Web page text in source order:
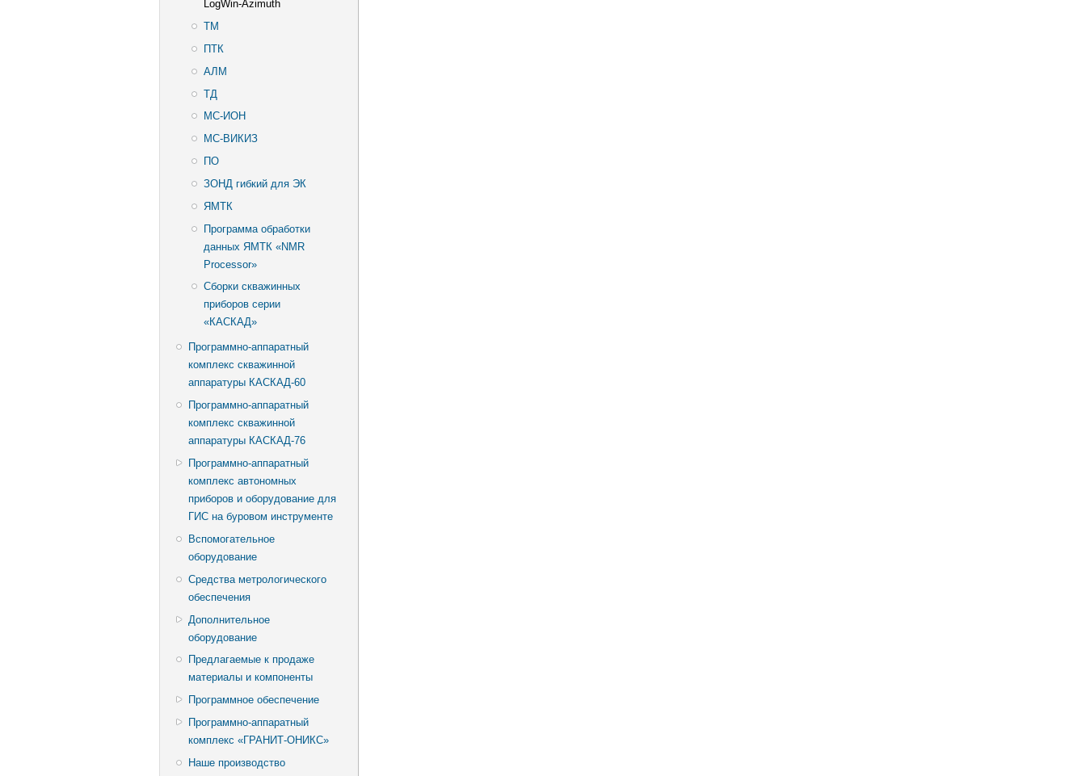
LogWin-Azimuth
ТМ
ПТК
АЛМ
ТД
МС-ИОН
МС-ВИКИЗ
ПО
ЗОНД гибкий для ЭК
ЯМТК
Программа обработки
данных ЯМТК «NMR
Processor»
Сборки скважинных
приборов серии
«КАСКАД»
Программно-аппаратный
комплекс скважинной
аппаратуры КАСКАД-60
Программно-аппаратный
комплекс скважинной
аппаратуры КАСКАД-76
Программно-аппаратный
комплекс автономных
приборов и оборудование для
ГИС на буровом инструменте
Вспомогательное
оборудование
Средства метрологического
обеспечения
Дополнительное
оборудование
Предлагаемые к продаже
материалы и компоненты
Программное обеспечение
Программно-аппаратный
комплекс «ГРАНИТ-ОНИКС»
Наше производство